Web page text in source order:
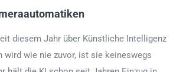
diesem Jahr über Künstliche Intelligenz
wird wie nie zuvor, ist sie keineswegs